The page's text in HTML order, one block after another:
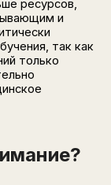
ресурсов,
и
так как
только